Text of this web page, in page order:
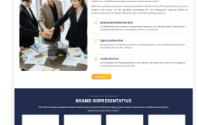
XEM THỬ